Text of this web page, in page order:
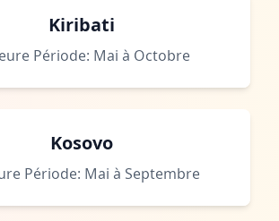
Kiribati
Meilleure Période: Mai à Octobre
Kosovo
Meilleure Période: Mai à Septembre